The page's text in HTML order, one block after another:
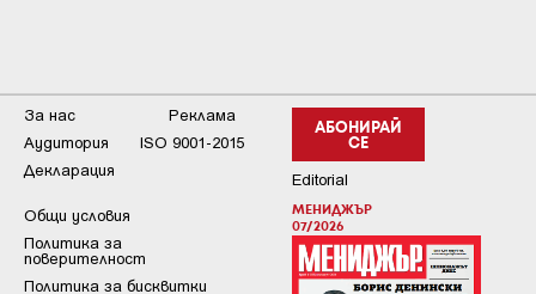
АБОНИРАЙ
СЕ
Editorial
МЕНИДЖЪР
07/2026
За нас
Реклама
Аудитория
ISO 9001-2015
Декларация
Общи условия
Пoлитикa зa
пoвepитeлнocт
Политика за бисквитки